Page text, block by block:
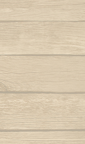
Ola ola
Autor :
Autor :
Autor : Mestre
Refrain
Totonho de maré
Fut un grand joueur
L'onde balance le
Tout comme
Dendê de maré,
Refrain
Tire, tire, emmène,
Sors le filet de la mer
Si tu es un pêcheur